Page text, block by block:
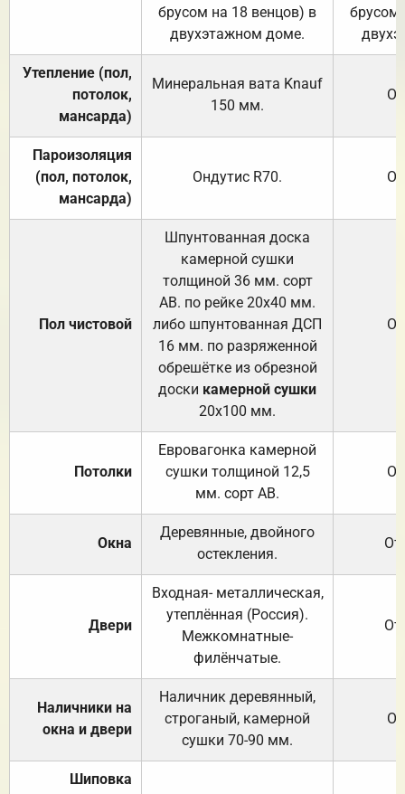
брусом на 18 венцов) в
двухэтажном доме.
брусом
Утепление (пол,
потолок,
мансарда)
Минеральная вата Knauf
150 мм.
Пароизоляция
(пол, потолок,
мансарда)
Ондутис R70.
Пол чистовой
Шпунтованная доска
камерной сушки
толщиной 36 мм. сорт
АВ. по рейке 20х40 мм.
либо шпунтованная ДСП
16 мм. по разряженной
обрешётке из обрезной
доски камерной сушки
20х100 мм.
Потолки
Евровагонка камерной
сушки толщиной 12,5
мм. сорт АВ.
Окна
Деревянные, двойного
остекления.
Двери
Входная- металлическая,
утеплённая (Россия).
Межкомнатные-
филёнчатые.
Наличники на
окна и двери
Наличник деревянный,
строганый, камерной
сушки 70-90 мм.
Шиповка